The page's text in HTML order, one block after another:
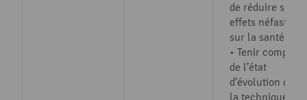
de réduire ses
effets néfastes
sur la santé,
• Tenir compte
de l’état
d’évolution de
la technique